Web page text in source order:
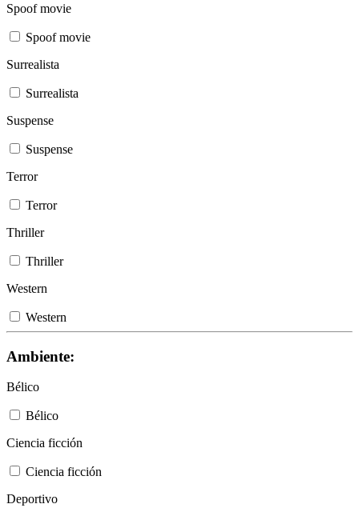
Spoof movie
Spoof movie
Surrealista
Surrealista
Suspense
Suspense
Terror
Terror
Thriller
Thriller
Western
Western
Ambiente:
Bélico
Bélico
Ciencia ficción
Ciencia ficción
Deportivo